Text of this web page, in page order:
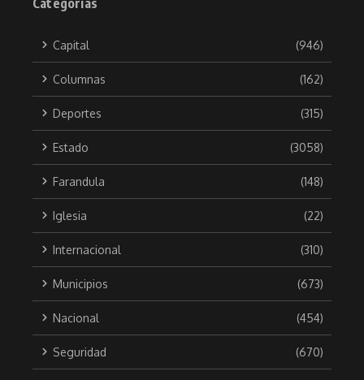
Capital (946)
Columnas (162)
Deportes (315)
Estado (3058)
Farandula (148)
Iglesia (22)
Internacional (310)
Municipios (673)
Nacional (454)
Seguridad (670)